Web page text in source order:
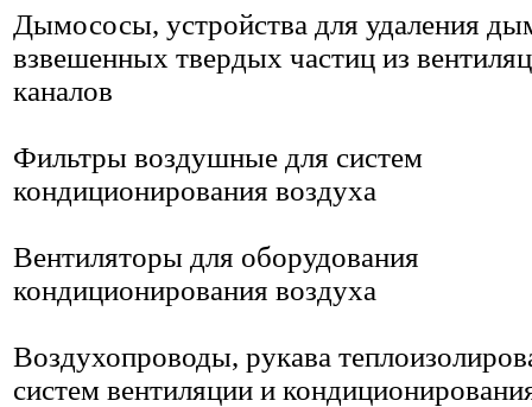
Дымососы, устройства для удаления
взвешенных твердых частиц из
каналов
Фильтры воздушные для систем
кондиционирования воздуха
Вентиляторы для оборудования
кондиционирования воздуха
Воздухопроводы, рукава
систем вентиляции и